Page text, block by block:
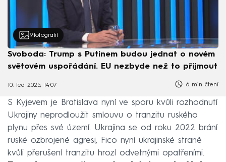
9 fotografií
Svoboda: Trump s Putinem budou jednat o novém
světovém uspořádání. EU nezbyde než to přijmout
10. led 2025, 14:07 6 min čtení
S Kyjevem je Bratislava nyní ve sporu kvůli rozhodnutí
Ukrajiny neprodloužit smlouvu o tranzitu ruského
plynu přes své území. Ukrajina se od roku 2022 brání
ruské ozbrojené agresi, Fico nyní ukrajinské straně
kvůli přerušení tranzitu hrozí odvetnými opatřeními.